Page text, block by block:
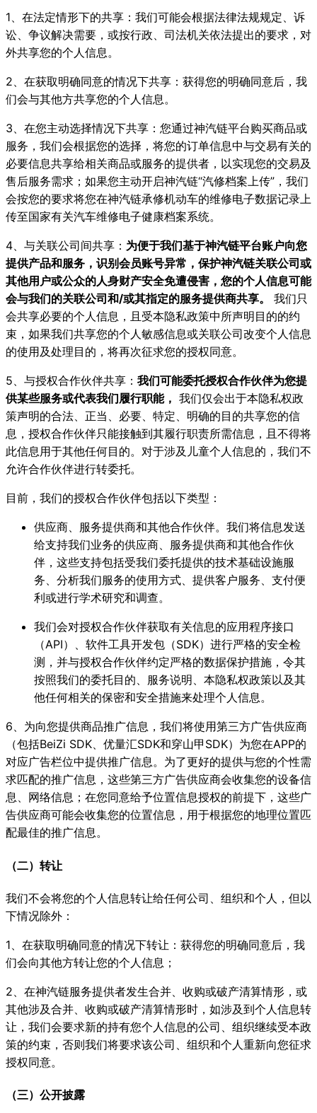
1、在法定情形下的共享：我们可能会根据法律法规规定、诉
讼、争议解决需要，或按行政、司法机关依法提出的要求，对
外共享您的个人信息。
2、在获取明确同意的情况下共享：获得您的明确同意后，我
们会与其他方共享您的个人信息。
3、在您主动选择情况下共享：您通过神汽链平台购买商品或
服务，我们会根据您的选择，将您的订单信息中与交易有关的
必要信息共享给相关商品或服务的提供者，以实现您的交易及
售后服务需求；如果您主动开启神汽链“汽修档案上传”，我们
会按您的要求将您在神汽链承修机动车的维修电子数据记录上
传至国家有关汽车维修电子健康档案系统。
4、与关联公司间共享： 为便于我们基于神汽链平台账户向您
提供产品和服务，识别会员账号异常，保护神汽链关联公司或
其他用户或公众的人身财产安全免遭侵害，您的个人信息可能
会与我们的关联公司和/或其指定的服务提供商共享。
我们只
会共享必要的个人信息，且受本隐私政策中所声明目的的约
束，如果我们共享您的个人敏感信息或关联公司改变个人信息
的使用及处理目的，将再次征求您的授权同意。
5、与授权合作伙伴共享： 我们可能委托授权合作伙伴为您提
供某些服务或代表我们履行职能， 我们仅会出于本隐私权政
策声明的合法、正当、必要、特定、明确的目的共享您的信
息，授权合作伙伴只能接触到其履行职责所需信息，且不得将
此信息用于其他任何目的。对于涉及儿童个人信息的，我们不
允许合作伙伴进行转委托。
目前，我们的授权合作伙伴包括以下类型：
供应商、服务提供商和其他合作伙伴。我们将信息发送
给支持我们业务的供应商、服务提供商和其他合作伙
伴，这些支持包括受我们委托提供的技术基础设施服
务、分析我们服务的使用方式、提供客户服务、支付便
利或进行学术研究和调查。
我们会对授权合作伙伴获取有关信息的应用程序接口
（API）、软件工具开发包（SDK）进行严格的安全检
测，并与授权合作伙伴约定严格的数据保护措施，令其
按照我们的委托目的、服务说明、本隐私权政策以及其
他任何相关的保密和安全措施来处理个人信息。
6、为向您提供商品推广信息，我们将使用第三方广告供应商
（包括BeiZi SDK、优量汇SDK和穿山甲SDK）为您在APP的
对应广告栏位中提供推广信息。为了更好的提供与您的个性需
求匹配的推广信息，这些第三方广告供应商会收集您的设备信
息、网络信息；在您同意给予位置信息授权的前提下，这些广
告供应商可能会收集您的位置信息，用于根据您的地理位置匹
配最佳的推广信息。
（二）转让
我们不会将您的个人信息转让给任何公司、组织和个人，但以
下情况除外：
1、在获取明确同意的情况下转让：获得您的明确同意后，我
们会向其他方转让您的个人信息；
2、在神汽链服务提供者发生合并、收购或破产清算情形，或
其他涉及合并、收购或破产清算情形时，如涉及到个人信息转
让，我们会要求新的持有您个人信息的公司、组织继续受本政
策的约束，否则我们将要求该公司、组织和个人重新向您征求
授权同意。
（三）公开披露